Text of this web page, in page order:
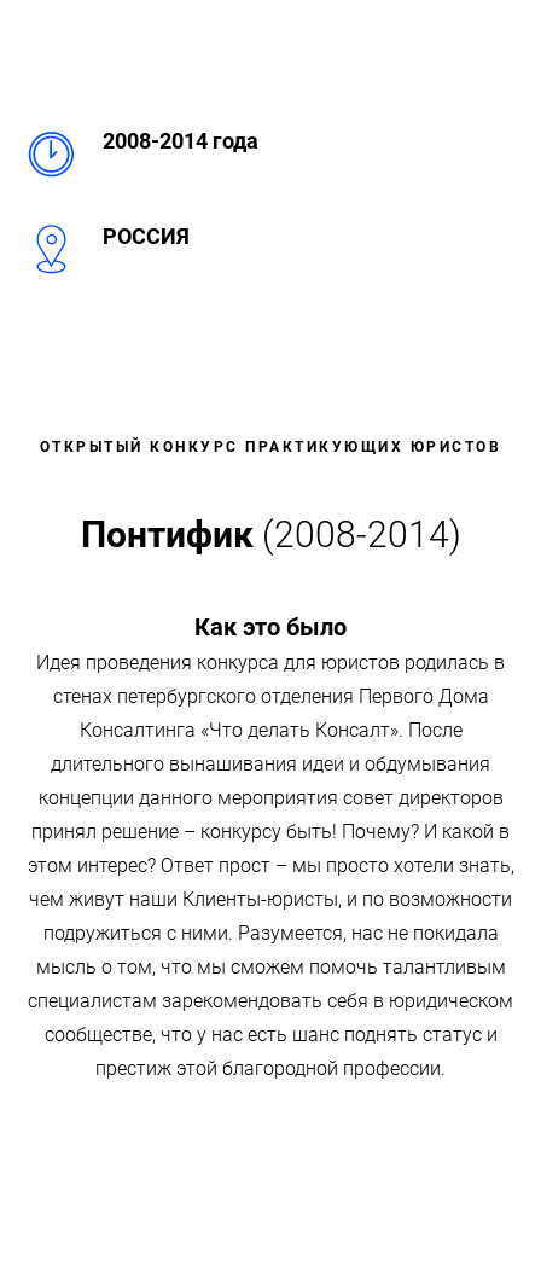
2008-2014 года
РОССИЯ
ОТКРЫТЫЙ КОНКУРС ПРАКТИКУЮЩИХ ЮРИСТОВ
Понтифик (2008-2014)
Как это было
Идея проведения конкурса для юристов родилась в
стенах петербургского отделения Первого Дома
Консалтинга «Что делать Консалт». После
длительного вынашивания идеи и обдумывания
концепции данного мероприятия совет директоров
принял решение – конкурсу быть! Почему? И какой в
этом интерес? Ответ прост – мы просто хотели знать,
чем живут наши Клиенты-юристы, и по возможности
подружиться с ними. Разумеется, нас не покидала
мысль о том, что мы сможем помочь талантливым
специалистам зарекомендовать себя в юридическом
сообществе, что у нас есть шанс поднять статус и
престиж этой благородной профессии.